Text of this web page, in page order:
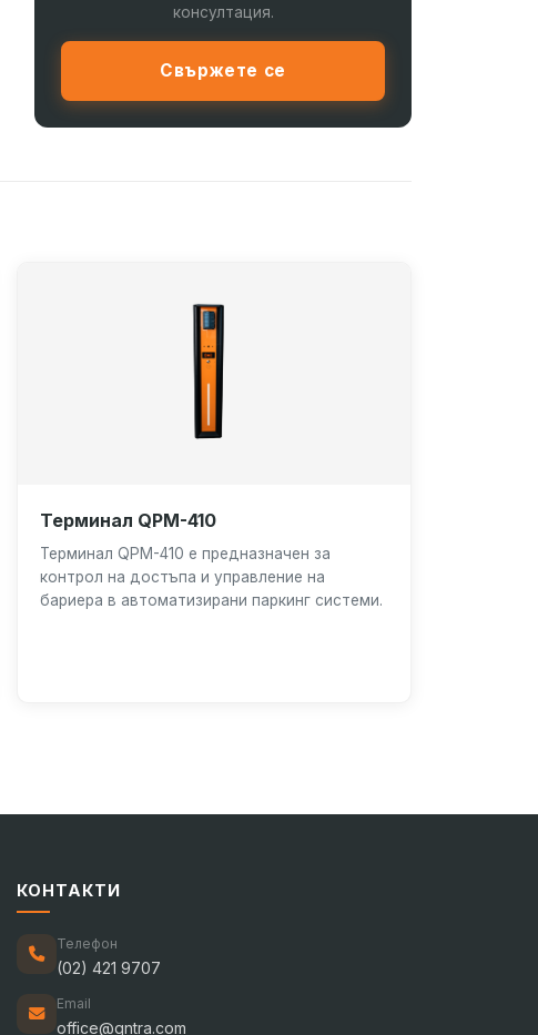
консултация.
Свържете се
Терминал QPM-410
Терминал QPM-410 е предназначен за
контрол на достъпа и управление на
бариера в автоматизирани паркинг системи.
КОНТАКТИ
Телефон
(02) 421 9707
Email
office@qntra.com